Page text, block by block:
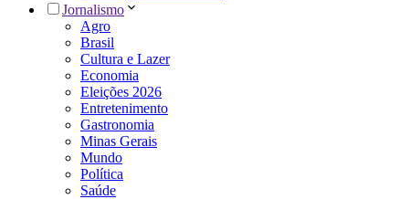
Jornalismo
Agro
Brasil
Cultura e Lazer
Economia
Eleições 2026
Entretenimento
Gastronomia
Minas Gerais
Mundo
Política
Saúde